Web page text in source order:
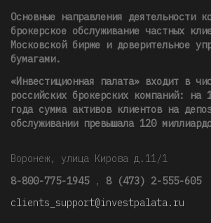
Основные направления деятельности
брокерское обслуживание частных
Московской бирже и доверительное
бумагами.
«Инвестиционная палата» входит в
российских брокерских компаний: на
года сумма активов клиентов на
обслуживании превышала 120
Воронеж, улица Кирова д.11/1
8-800-775-1945 , 8 (473) 2-555-605
clients_support@investpalata.ru